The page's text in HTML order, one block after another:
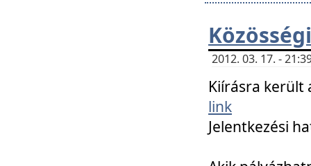
2012. 03. 17. -
Kiírásra került
link
Jelentkezési